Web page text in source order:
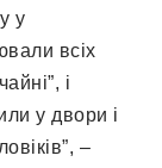
у
всіх
і
у двори і
–